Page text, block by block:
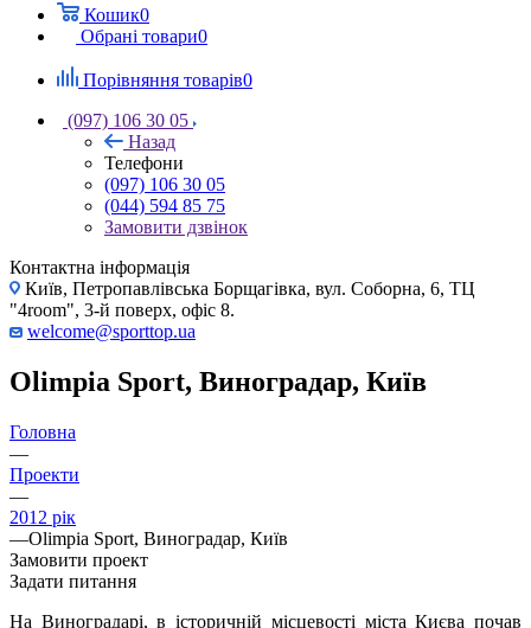
Кошик0
Обрані товари0
Порівняння товарів0
(097) 106 30 05
Назад
Телефони
(097) 106 30 05
(044) 594 85 75
Замовити дзвінок
Контактна інформація
Київ, Петропавлівська Борщагівка, вул. Соборна, 6, ТЦ
"4room", 3-й поверх, офіс 8.
welcome@sporttop.ua
Olimpia Sport, Виноградар, Київ
Головна
—
Проекти
—
2012 рік
—Olimpia Sport, Виноградар, Київ
Замовити проект
Задати питання
На Виноградарі, в історичній місцевості міста Києва почав